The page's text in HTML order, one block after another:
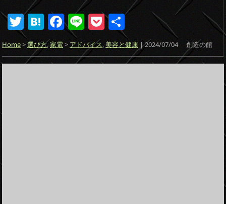
T
w
itt
er
H
at
e
n
F
a
c
e
Li
n
e
P
o
ck
et
共
有
Home>選び方,家電> アドバイス,美容と健康 | 2024/07/04 創造の館